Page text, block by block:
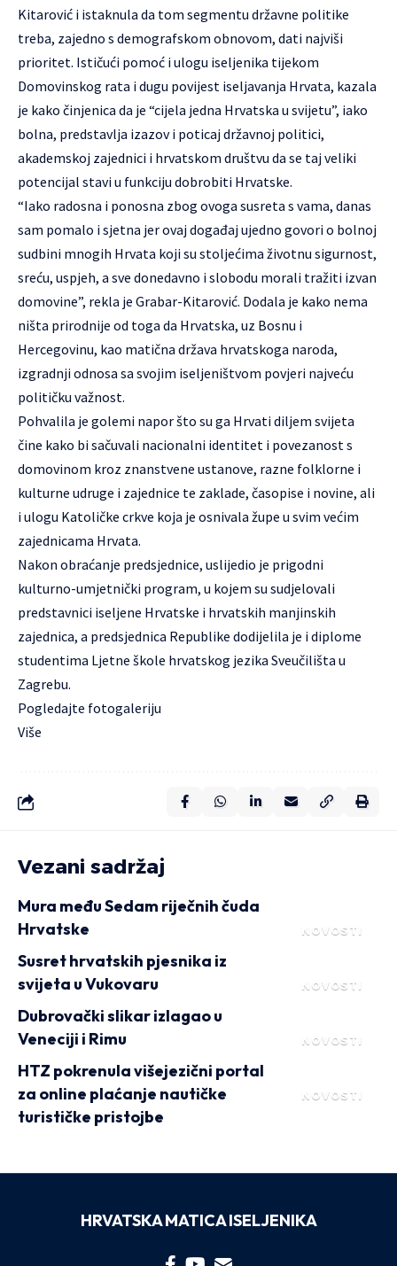
Kitarović i istaknula da tom segmentu državne politike
treba, zajedno s demografskom obnovom, dati najviši
prioritet. Ističući pomoć i ulogu iseljenika tijekom
Domovinskog rata i dugu povijest iseljavanja Hrvata, kazala
je kako činjenica da je “cijela jedna Hrvatska u svijetu”, iako
bolna, predstavlja izazov i poticaj državnoj politici,
akademskoj zajednici i hrvatskom društvu da se taj veliki
potencijal stavi u funkciju dobrobiti Hrvatske.
“Iako radosna i ponosna zbog ovoga susreta s vama, danas
sam pomalo i sjetna jer ovaj događaj ujedno govori o bolnoj
sudbini mnogih Hrvata koji su stoljećima životnu sigurnost,
sreću, uspjeh, a sve donedavno i slobodu morali tražiti izvan
domovine”, rekla je Grabar-Kitarović. Dodala je kako nema
ništa prirodnije od toga da Hrvatska, uz Bosnu i
Hercegovinu, kao matična država hrvatskoga naroda,
izgradnji odnosa sa svojim iseljeništvom povjeri najveću
političku važnost.
Pohvalila je golemi napor što su ga Hrvati diljem svijeta
čine kako bi sačuvali nacionalni identitet i povezanost s
domovinom kroz znanstvene ustanove, razne folklorne i
kulturne udruge i zajednice te zaklade, časopise i novine, ali
i ulogu Katoličke crkve koja je osnivala župe u svim većim
zajednicama Hrvata.
Nakon obraćanje predsjednice, uslijedio je prigodni
kulturno-umjetnički program, u kojem su sudjelovali
predstavnici iseljene Hrvatske i hrvatskih manjinskih
zajednica, a predsjednica Republike dodijelila je i diplome
studentima Ljetne škole hrvatskog jezika Sveučilišta u
Zagrebu.
Pogledajte fotogaleriju
Više
Vezani sadržaj
NOVOSTI
Mura među Sedam riječnih čuda
Hrvatske
NOVOSTI
Susret hrvatskih pjesnika iz
svijeta u Vukovaru
NOVOSTI
Dubrovački slikar izlagao u
Veneciji i Rimu
NOVOSTI
HTZ pokrenula višejezični portal
za online plaćanje nautičke
turističke pristojbe
HRVATSKA MATICA ISELJENIKA